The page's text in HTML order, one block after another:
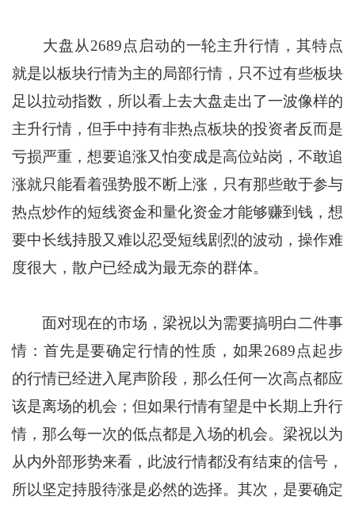
大盘从2689点启动的一轮主升行情，其特点
就是以板块行情为主的局部行情，只不过有些板块
足以拉动指数，所以看上去大盘走出了一波像样的
主升行情，但手中持有非热点板块的投资者反而是
亏损严重，想要追涨又怕变成是高位站岗，不敢追
涨就只能看着强势股不断上涨，只有那些敢于参与
热点炒作的短线资金和量化资金才能够赚到钱，想
要中长线持股又难以忍受短线剧烈的波动，操作难
度很大，散户已经成为最无奈的群体。
面对现在的市场，梁祝以为需要搞明白二件事
情：首先是要确定行情的性质，如果2689点起步
的行情已经进入尾声阶段，那么任何一次高点都应
该是离场的机会；但如果行情有望是中长期上升行
情，那么每一次的低点都是入场的机会。梁祝以为
从内外部形势来看，此波行情都没有结束的信号，
所以坚定持股待涨是必然的选择。其次，是要确定